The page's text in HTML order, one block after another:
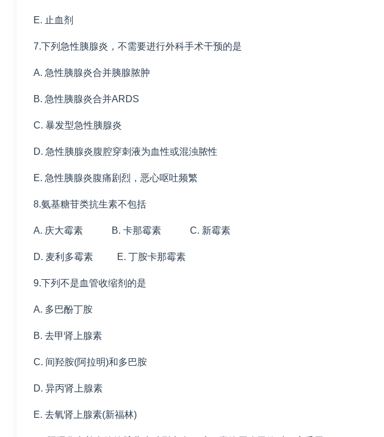
E. 止血剂
7.下列急性胰腺炎，不需要进行外科手术干预的是
A. 急性胰腺炎合并胰腺脓肿
B. 急性胰腺炎合并ARDS
C. 暴发型急性胰腺炎
D. 急性胰腺炎腹腔穿刺液为血性或混浊脓性
E. 急性胰腺炎腹痛剧烈，恶心呕吐频繁
8.氨基糖苷类抗生素不包括
A. 庆大霉素 B. 卡那霉素 C. 新霉素
D. 麦利多霉素 E. 丁胺卡那霉素
9.下列不是血管收缩剂的是
A. 多巴酚丁胺
B. 去甲肾上腺素
C. 间羟胺(阿拉明)和多巴胺
D. 异丙肾上腺素
E. 去氧肾上腺素(新福林)